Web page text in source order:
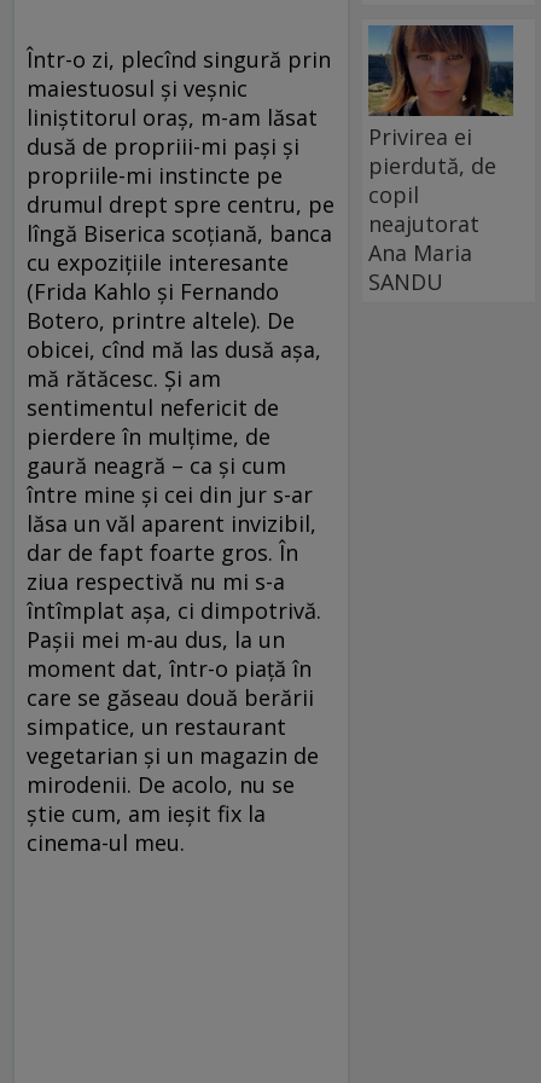
Într-o zi, plecînd singură prin
maiestuosul şi veşnic
liniştitorul oraş, m-am lăsat
dusă de propriii-mi paşi şi
propriile-mi instincte pe
drumul drept spre centru, pe
lîngă Biserica scoţiană, banca
cu expoziţiile interesante
(Frida Kahlo şi Fernando
Botero, printre altele). De
obicei, cînd mă las dusă aşa,
mă rătăcesc. Şi am
sentimentul nefericit de
pierdere în mulţime, de
gaură neagră – ca şi cum
între mine şi cei din jur s-ar
lăsa un văl aparent invizibil,
dar de fapt foarte gros. În
ziua respectivă nu mi s-a
întîmplat aşa, ci dimpotrivă.
Paşii mei m-au dus, la un
moment dat, într-o piaţă în
care se găseau două berării
simpatice, un restaurant
vegetarian şi un magazin de
mirodenii. De acolo, nu se
ştie cum, am ieşit fix la
cinema-ul meu.
Privirea ei
pierdută, de
copil
neajutorat
Ana Maria
SANDU